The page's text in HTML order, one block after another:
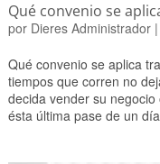
Qué convenio se
por Dieres Administrador|
Qué convenio se aplica
tiempos que corren no
decida vender su
ésta última pase de un